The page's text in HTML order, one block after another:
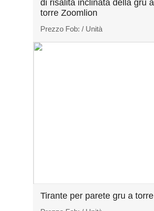
di risalita inclinata della gru a
torre Zoomlion
Prezzo Fob: / Unità
Tirante per parete gru a torre